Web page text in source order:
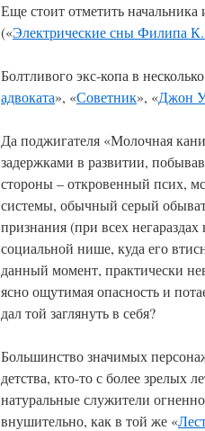
Еще стоит отметить
(«Электрические сны Филипа
Болтливого экс-копа в
адвоката», «Советник», «Джон
Да поджигателя «Молочная
задержками в развитии,
стороны – откровенный псих,
системы, обычный серый
признания (при всех
социальной нише, куда его
данный момент, практически
ясно ощутимая опасность и
дал той заглянуть в себя?
Большинство значимых
детства, кто-то с более зрелых
натуральные служители
внушительно, как в той же «